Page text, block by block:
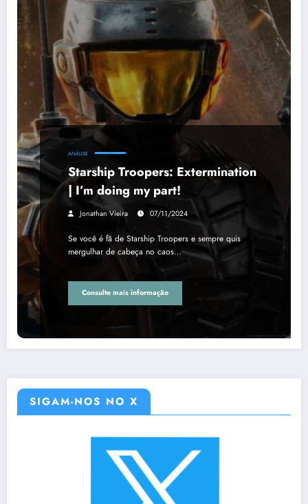
ANÁLISE
Starship Troopers: Extermination
| I’m doing my part!
Jonathan Vieira 07/11/2024
Se você é fã de Starship Troopers e sempre quis
mergulhar de cabeça no caos…
Consulte mais informação
SIGAM-NOS NO X